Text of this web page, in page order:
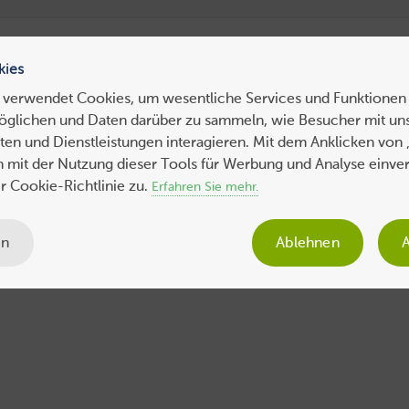
Hosting
Tipps Business Sicherheit SEO Expertenbeiträge
verwendet Cookies, um wesentliche Services und
und Daten darüber zu sammeln, wie Besucher mit
und Dienstleistungen interagieren. Mit dem Anklicken von
mit der Nutzung dieser Tools für Werbung und Analyse
Cookie-Richtlinie zu. Erfahren Sie mehr.
Ablehnen